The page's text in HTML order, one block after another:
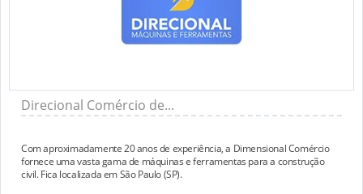
Direcional Comércio de...
Com aproximadamente 20 anos de experiência, a Dimensional Comércio
fornece uma vasta gama de máquinas e ferramentas para a construção
civil. Fica localizada em São Paulo (SP).